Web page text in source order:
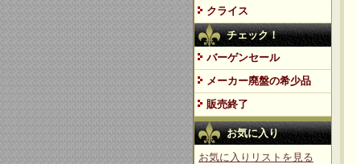
クライス
チェック！
バーゲンセール
メーカー廃盤の希少品
販売終了
お気に入り
お気に入りリストを見る